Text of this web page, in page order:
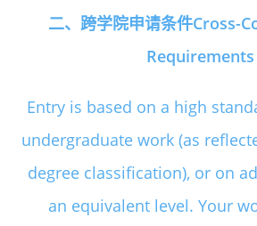
二、跨学院申请条件Cross-
Requirements
Entry is based on a high
undergraduate work (as
degree classification), or on
an equivalent level. Your